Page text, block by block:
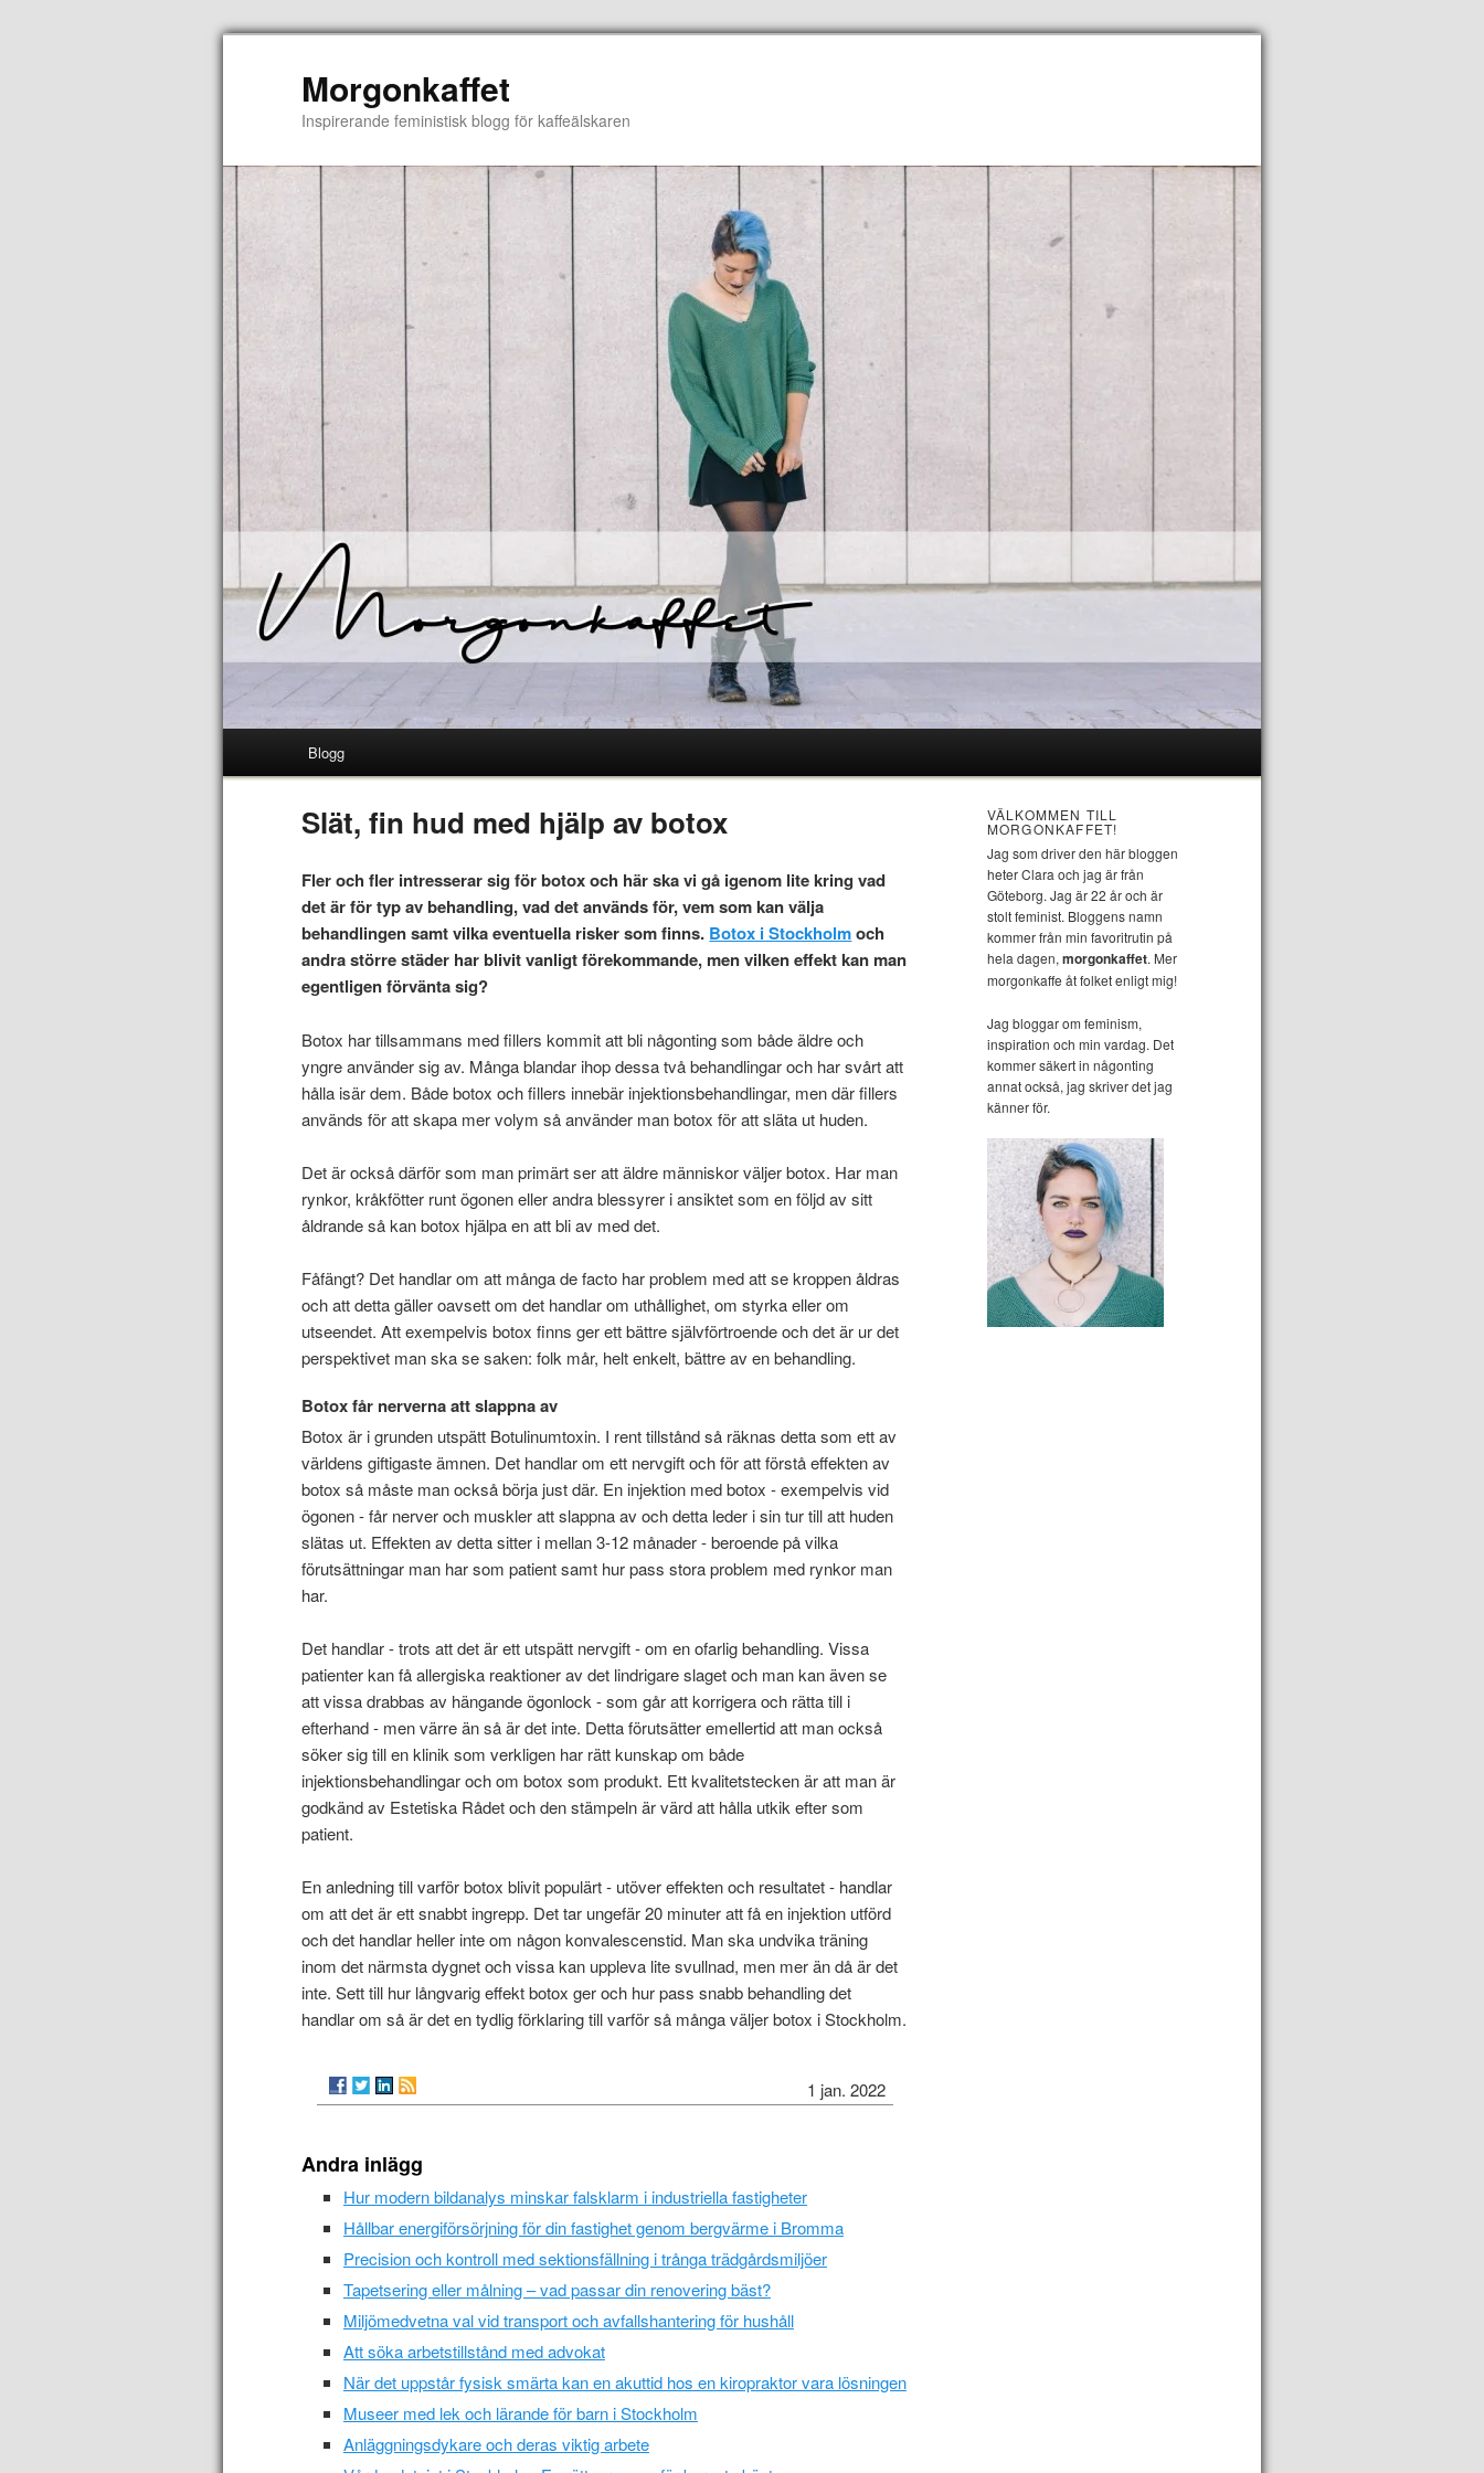
Morgonkaffet
Inspirerande feministisk blogg för kaffeälskaren
Blogg
Slät, fin hud med hjälp av botox
Fler och fler intresserar sig för botox och här ska vi gå igenom lite kring vad
det är för typ av behandling, vad det används för, vem som kan välja
behandlingen samt vilka eventuella risker som finns. Botox i Stockholmoch
andra större städer har blivit vanligt förekommande, men vilken effekt kan man
egentligen förvänta sig?
Botox har tillsammans med fillers kommit att bli någonting som både äldre och
yngre använder sig av. Många blandar ihop dessa två behandlingar och har svårt att
hålla isär dem. Både botox och fillers innebär injektionsbehandlingar, men där fillers
används för att skapa mer volym så använder man botox för att släta ut huden.
Det är också därför som man primärt ser att äldre människor väljer botox. Har man
rynkor, kråkfötter runt ögonen eller andra blessyrer i ansiktet som en följd av sitt
åldrande så kan botox hjälpa en att bli av med det.
Fåfängt? Det handlar om att många de facto har problem med att se kroppen åldras
och att detta gäller oavsett om det handlar om uthållighet, om styrka eller om
utseendet. Att exempelvis botox finns ger ett bättre självförtroende och det är ur det
perspektivet man ska se saken: folk mår, helt enkelt, bättre av en behandling.
Botox får nerverna att slappna av
Botox är i grunden utspätt Botulinumtoxin. I rent tillstånd så räknas detta som ett av
världens giftigaste ämnen. Det handlar om ett nervgift och för att förstå effekten av
botox så måste man också börja just där. En injektion med botox - exempelvis vid
ögonen - får nerver och muskler att slappna av och detta leder i sin tur till att huden
slätas ut. Effekten av detta sitter i mellan 3-12 månader - beroende på vilka
förutsättningar man har som patient samt hur pass stora problem med rynkor man
har.
Det handlar - trots att det är ett utspätt nervgift - om en ofarlig behandling. Vissa
patienter kan få allergiska reaktioner av det lindrigare slaget och man kan även se
att vissa drabbas av hängande ögonlock - som går att korrigera och rätta till i
efterhand - men värre än så är det inte. Detta förutsätter emellertid att man också
söker sig till en klinik som verkligen har rätt kunskap om både
injektionsbehandlingar och om botox som produkt. Ett kvalitetstecken är att man är
godkänd av Estetiska Rådet och den stämpeln är värd att hålla utkik efter som
patient.
En anledning till varför botox blivit populärt - utöver effekten och resultatet - handlar
om att det är ett snabbt ingrepp. Det tar ungefär 20 minuter att få en injektion utförd
och det handlar heller inte om någon konvalescenstid. Man ska undvika träning
inom det närmsta dygnet och vissa kan uppleva lite svullnad, men mer än då är det
inte. Sett till hur långvarig effekt botox ger och hur pass snabb behandling det
handlar om så är det en tydlig förklaring till varför så många väljer botox i Stockholm.
1 jan. 2022
Andra inlägg
Hur modern bildanalys minskar falsklarm i industriella fastigheter
Hållbar energiförsörjning för din fastighet genom bergvärme i Bromma
Precision och kontroll med sektionsfällning i trånga trädgårdsmiljöer
Tapetsering eller målning – vad passar din renovering bäst?
Miljömedvetna val vid transport och avfallshantering för hushåll
Att söka arbetstillstånd med advokat
När det uppstår fysisk smärta kan en akuttid hos en kiropraktor vara lösningen
Museer med lek och lärande för barn i Stockholm
Anläggningsdykare och deras viktig arbete
VÄLKOMMEN TILL
MORGONKAFFET!
Jag som driver den här bloggen
heter Clara och jag är från
Göteborg. Jag är 22 år och är
stolt feminist. Bloggens namn
kommer från min favoritrutin på
hela dagen, morgonkaffet. Mer
morgonkaffe åt folket enligt mig!
Jag bloggar om feminism,
inspiration och min vardag. Det
kommer säkert in någonting
annat också, jag skriver det jag
känner för.